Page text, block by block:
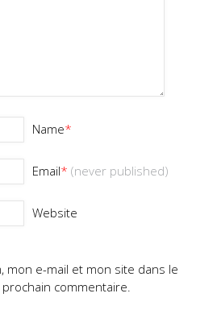
Name*
Email* (never published)
Website
mon e-mail et mon site dans le
commentaire.